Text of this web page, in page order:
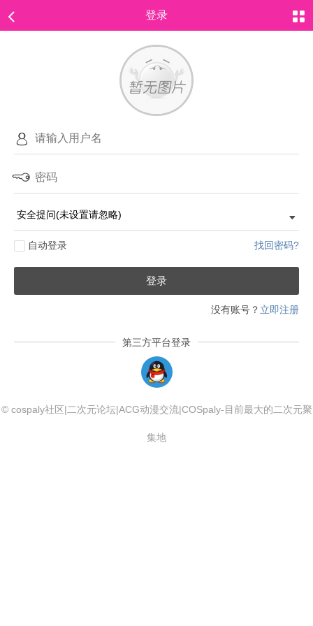
登录
自动登录 找回密码?
登录
没有账号？ 立即注册
第三方平台登录
© cospaly社区|二次元论坛|ACG动漫交流|COSpaly-目前最大的二次元聚
集地